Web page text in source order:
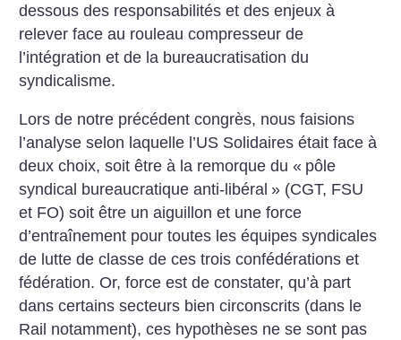
dessous des responsabilités et des enjeux à
relever face au rouleau compresseur de
l’intégration et de la bureaucratisation du
syndicalisme.
Lors de notre précédent congrès, nous faisions
l’analyse selon laquelle l’US Solidaires était face à
deux choix, soit être à la remorque du « pôle
syndical bureaucratique anti-libéral » (CGT, FSU
et FO) soit être un aiguillon et une force
d’entraînement pour toutes les équipes syndicales
de lutte de classe de ces trois confédérations et
fédération. Or, force est de constater, qu’à part
dans certains secteurs bien circonscrits (dans le
Rail notamment), ces hypothèses ne se sont pas